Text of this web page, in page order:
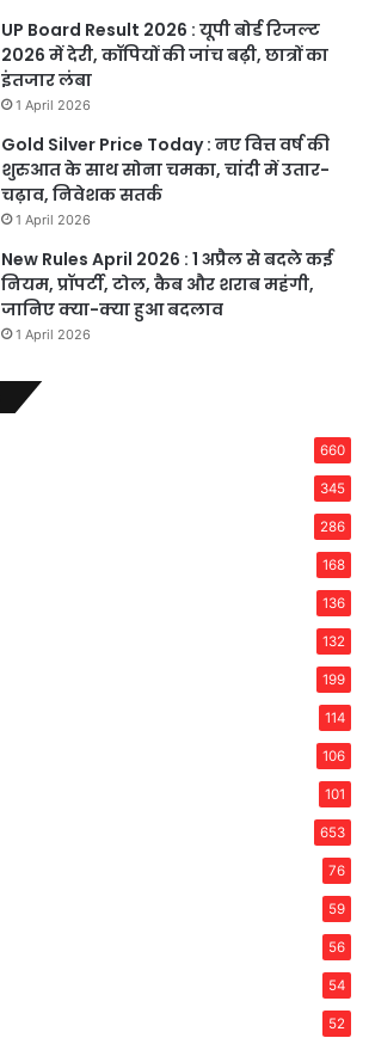
UP Board Result 2026 : यूपी बोर्ड रिजल्ट
2026 में देरी, कॉपियों की जांच बढ़ी, छात्रों का
इंतजार लंबा
1 April 2026
Gold Silver Price Today : नए वित्त वर्ष की
शुरुआत के साथ सोना चमका, चांदी में उतार-
चढ़ाव, निवेशक सतर्क
1 April 2026
New Rules April 2026 : 1 अप्रैल से बदले कई
नियम, प्रॉपर्टी, टोल, कैब और शराब महंगी,
जानिए क्या-क्या हुआ बदलाव
1 April 2026
660
345
286
168
136
132
199
114
106
101
653
76
59
56
54
52